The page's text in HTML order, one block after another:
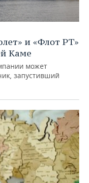
и «Флот РТ»
Каме
может
запустивший